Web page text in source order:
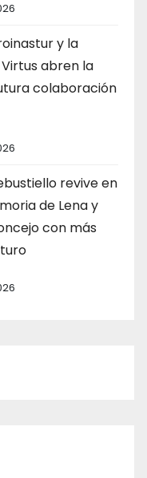
y la
abren la
colaboración
revive en
de Lena y
con más